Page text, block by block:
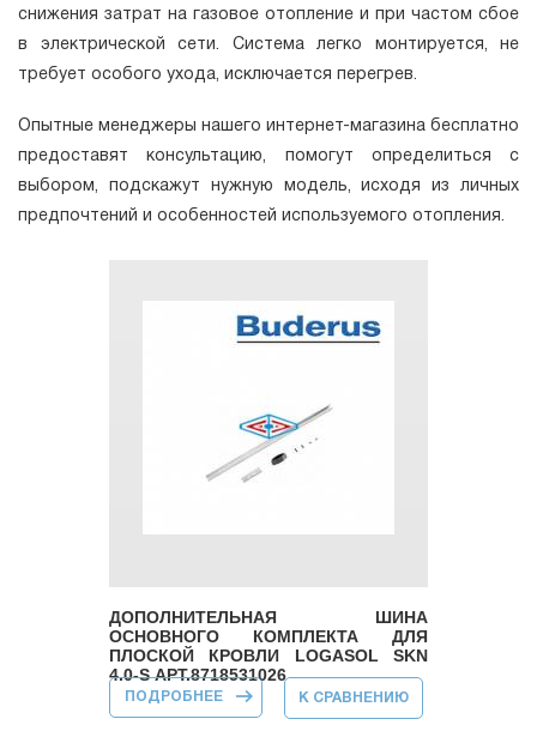
снижения затрат на газовое отопление и при частом сбое
в электрической сети. Система легко монтируется, не
требует особого ухода, исключается перегрев.
Опытные менеджеры нашего интернет-магазина бесплатно
предоставят консультацию, помогут определиться с
выбором, подскажут нужную модель, исходя из личных
предпочтений и особенностей используемого отопления.
ДОПОЛНИТЕЛЬНАЯ ШИНА
ОСНОВНОГО КОМПЛЕКТА ДЛЯ
ПЛОСКОЙ КРОВЛИ LOGASOL SKN
4.0-S АРТ.8718531026
К СРАВНЕНИЮ
ПОДРОБНЕЕ
ДОПОЛНИТЕЛЬНАЯ